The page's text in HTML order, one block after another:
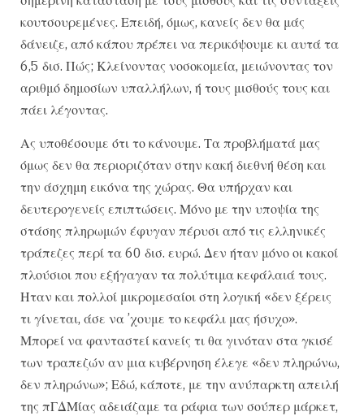
κουτσουρεμένες. Επειδή, όμως, κανείς δεν θα μάς
δάνειζε, από κάπου πρέπει να περικόψουμε κι αυτά τα
6,5 δισ. Πώς; Κλείνοντας νοσοκομεία, μειώνοντας τον
αριθμό δημοσίων υπαλλήλων, ή τους μισθούς τους και
πάει λέγοντας.
Ας υποθέσουμε ότι το κάνουμε. Τα προβλήματά μας
όμως δεν θα περιοριζόταν στην κακή διεθνή θέση και
την άσχημη εικόνα της χώρας. Θα υπήρχαν και
δευτερογενείς επιπτώσεις. Μόνο με την υποψία της
στάσης πληρωμών έφυγαν πέρυσι από τις ελληνικές
τράπεζες περί τα 60 δισ. ευρώ. Δεν ήταν μόνο οι κακοί
πλούσιοι που εξήγαγαν τα πολύτιμα κεφάλαιά τους.
Ηταν και πολλοί μικρομεσαίοι στη λογική «δεν ξέρεις
τι γίνεται, άσε να ’χουμε το κεφάλι μας ήσυχο».
Μπορεί να φανταστεί κανείς τι θα γινόταν στα γκισέ
των τραπεζών αν μια κυβέρνηση έλεγε «δεν πληρώνω,
δεν πληρώνω»; Εδώ, κάποτε, με την ανύπαρκτη απειλή
της πΓΔΜίας αδειάζαμε τα ράφια των σούπερ μάρκετ,